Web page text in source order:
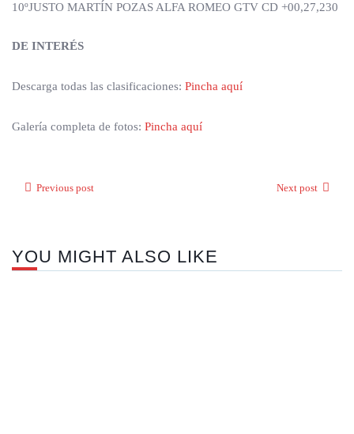
10ºJUSTO MARTÍN POZAS ALFA ROMEO GTV CD +00,27,230
DE INTERÉS
Descarga todas las clasificaciones: Pincha aquí
Galería completa de fotos: Pincha aquí
Previous post Next post
YOU MIGHT ALSO LIKE